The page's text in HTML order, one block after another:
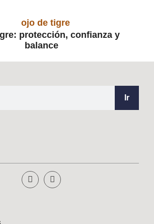
protección, confianza y
balance
Ir